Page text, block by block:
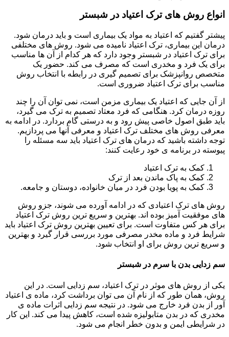
انواع روش های ترک اعتیاد در شبستر
پیشتر گفتیم که اعتیاد به مواد یک بیماری است و باید درمان شود.
درمان این بیماری، ترک اعتیاد نامیده می شود. روش های مختلفی
برای ترک اعتیاد در شبستر وجود دارد که هر کدام از آن ها مناسب
برای یک فرد و مخدری است که مصرف می کند. حضور یک
متخصص روانپزشک برای تصمیم گیری در رابطه با انتخاب روش
مناسب برای ترک اعتیاد ضروری است.
از آن جایی که اعتیاد یک بیماری مزمن است، نمی توان آن را چند
روزه درمان کرد. هنگامی که فرد معتاد تصمیم به ترک می گیرد،
باید طبق اصول خاصی پیش رود و به درستی گام بردارد. در ادامه به
معرفی روش های مختلف ترک اعتیاد و معرفی آنها می پردازیم.
توجه داشته باشید که درمان های ترک اعتیاد باید سه مسئله را
پیوسته در برنامه ی خود رعایت کنند:
کمک به ترک اعتیاد
کمک به پاک ماندن بعد از ترک
کمک به پویا بودن فرد در میان خانواده، دوستان و جامعه.
روش های ترک اعتیادی که در ادامه آورده می شوند، جزو روش
های موفقیت آمیز بوده اند. بهترین و سریع ترین روش ترک اعتیاد
برای هر کس متفاوت است. برای تعیین بهترین روش ترک اعتیاد باید
شرایط فرد و ماده مخدر مصرفی مورد بررسی قرار گیرد و بهترین
و سریع ترین روش برای او انتخاب شود.
سم زدایی بدن با سرم در شبستر
یکی از روش های موثر در ترک اعتیاد، سم زدایی است. در این
روش، همان طور که از نام آن می توان برداشت کرد، ماده ی اعتیاد
آور از بدن فرد خارج می شود. در نتیجه سم زدایی اثرات ماده ی
مخدری که در بدن متابولیزه شده است، کاهش پیدا می کند. این کار
در شرایطی ایمن و بدون خطر انجام می شود.